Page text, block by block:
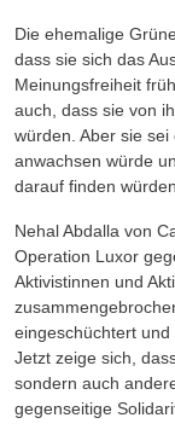
Die ehemalige
dass sie sich das
Meinungsfreiheit
auch, dass sie von
würden. Aber sie
anwachsen würde
darauf finden würden.
Nehal Abdalla von
Operation Luxor
Aktivistinnen und
eingeschüchtert
Jetzt zeige sich,
sondern auch
gegenseitige